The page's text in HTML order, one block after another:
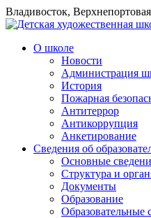
Владивосток,
О школе
Новости
Администрация
История
Пожарная
Антитеррор
Антикоррупция
Анкетирование
Сведения об
Основные
Структура и
Документы
Образование
Образовательные